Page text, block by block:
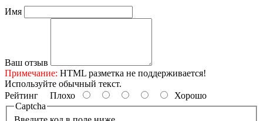
Имя
Ваш отзыв
Примечание: HTML разметка не поддерживается!
Используйте обычный текст.
Рейтинг Плохо
Хорошо
Captcha